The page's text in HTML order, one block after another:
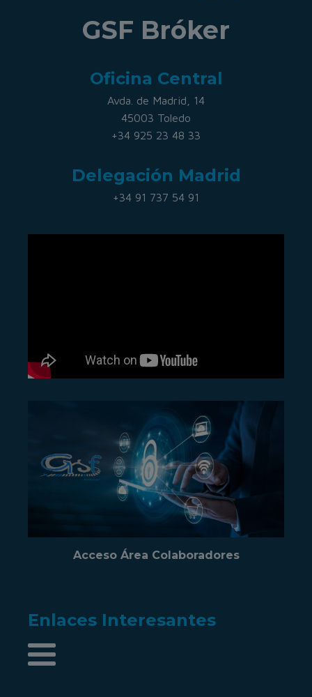
GSF Bróker
Oficina Central
Avda. de Madrid, 14
45003 Toledo
+34 925 23 48 33
Delegación Madrid
+34 91 737 54 91
Acceso Área Colaboradores
Enlaces Interesantes